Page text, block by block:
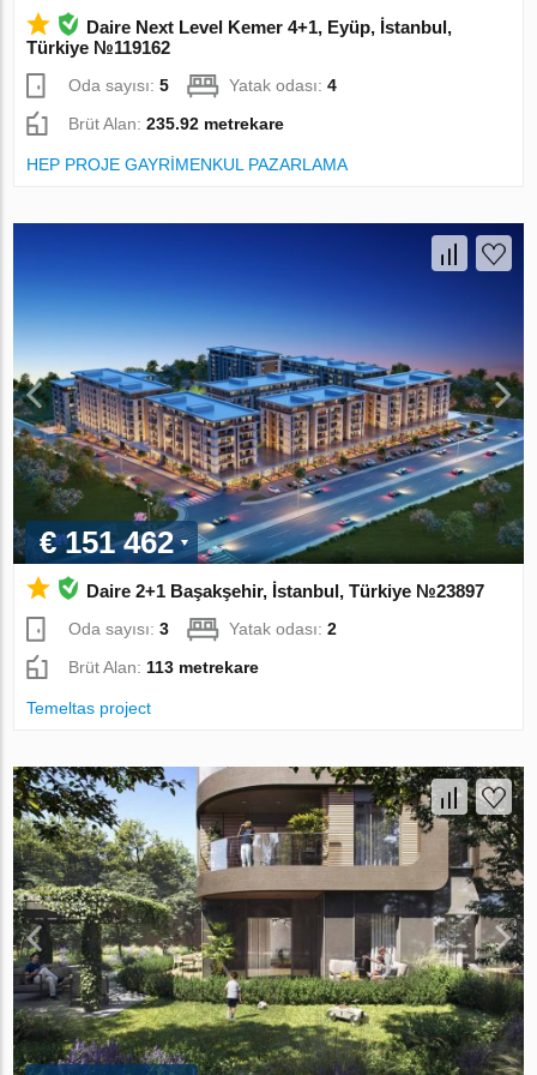
Daire Next Level Kemer 4+1, Eyüp, İstanbul,
Türkiye №119162
Oda sayısı:5 Yatak odası:4
Brüt Alan:235.92 metrekare
HEP PROJE GAYRİMENKUL PAZARLAMA
€ 151 462
Daire 2+1 Başakşehir, İstanbul, Türkiye №23897
Oda sayısı:3 Yatak odası:2
Brüt Alan: 113 metrekare
Temeltas project